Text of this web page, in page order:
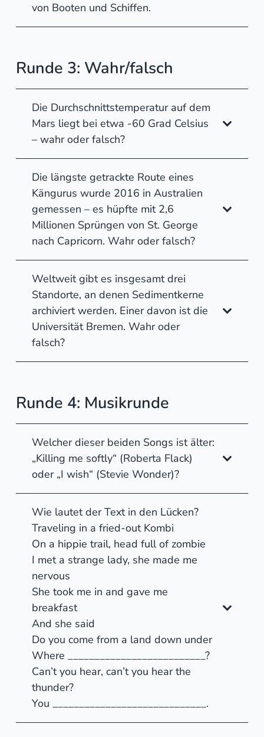
von Booten und Schiffen.
Runde 3: Wahr/falsch
Die Durchschnittstemperatur auf dem
Mars liegt bei etwa -60 Grad Celsius
– wahr oder falsch?
Die längste getrackte Route eines
Kängurus wurde 2016 in Australien
gemessen – es hüpfte mit 2,6
Millionen Sprüngen von St. George
nach Capricorn. Wahr oder falsch?
Weltweit gibt es insgesamt drei
Standorte, an denen Sedimentkerne
archiviert werden. Einer davon ist die
Universität Bremen. Wahr oder
falsch?
Runde 4: Musikrunde
Welcher dieser beiden Songs ist älter:
„Killing me softly“ (Roberta Flack)
oder „I wish“ (Stevie Wonder)?
Wie lautet der Text in den Lücken?
Traveling in a fried-out Kombi
On a hippie trail, head full of zombie
I met a strange lady, she made me
nervous
She took me in and gave me
breakfast
And she said
Do you come from a land down under
Where __________________________?
Can’t you hear, can’t you hear the
thunder?
You _____________________________.